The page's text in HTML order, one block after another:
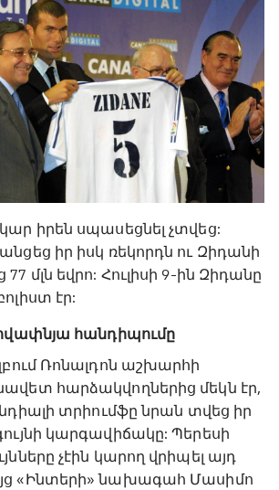
իրեն սպասեցնել չտվեց:
իր իսկ ռեկորդն ու Զիդանի
մլն եվրո: Հուլիսի 9-ին Զիդանը
էր:
հանդիպումը
Ռոնալդոն աշխարհի
հարձակվողներից մեկն էր,
տրիումֆը նրան տվեց իր
կարգավիճակը: Պերեսի
չէին կարող վրիպել այդ
«Ինտերի» նախագահ Մասիմո